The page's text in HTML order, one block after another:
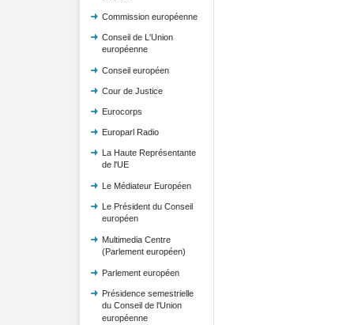
Commission européenne
Conseil de L'Union
européenne
Conseil européen
Cour de Justice
Eurocorps
Europarl Radio
La Haute Représentante
de l'UE
Le Médiateur Européen
Le Président du Conseil
européen
Multimedia Centre
(Parlement européen)
Parlement européen
Présidence semestrielle
du Conseil de l'Union
européenne